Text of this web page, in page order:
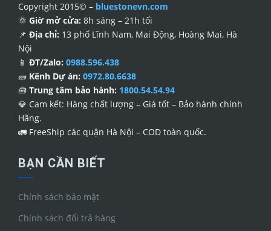
Copyright 2015© – bluestonevn.com
🌞 Giờ mở cửa: 8h sáng – 21h tối
📌 Địa chỉ: 13 phố Lĩnh Nam, Mai Động, Hoàng Mai, Hà
Nội
📱 ĐT/Zalo: 0988.596.438
🧱 Kênh Dự án: 0972.80.6638
🧰 Trung tâm bảo hành: 1800.54.54.94
💎 Cam kết: Hàng chất lượng – Giá tốt – Bảo hành chính
Hãng.
🚛 FreeShip các quận Hà Nội – COD toàn quốc.
BẠN CẦN BIẾT
Chính sách bảo mật
Chính sách đổi trả hàng